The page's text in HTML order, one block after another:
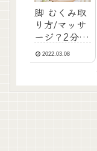
脚 むくみ取
り方/マッサ
ージ？2分半
泳ぐ！ふく
らはぎの役
ンプに！
2022.03.08